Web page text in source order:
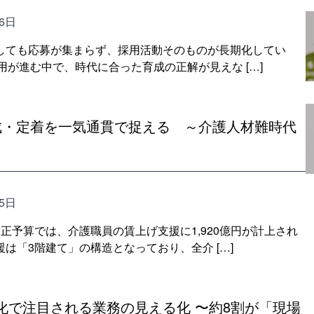
日
ても応募が集まらず、採用活動そのものが長期化してい
が進む中で、時代に合った育成の正解が見えな […]
定着を一気通貫で捉える ～介護人材難時代
日
予算では、介護職員の賃上げ支援に1,920億円が計上され
は「3階建て」の構造となっており、全介 […]
注目される業務の見える化 〜約8割が「現場